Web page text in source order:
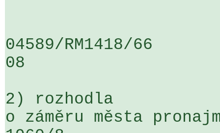
04589/RM1418/
08
2) rozhodla
o záměru města